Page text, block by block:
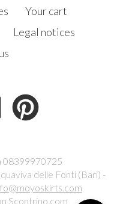
Your cart
Legal notices
08399970725
delle Fonti (Bari) -
Scontrino.com